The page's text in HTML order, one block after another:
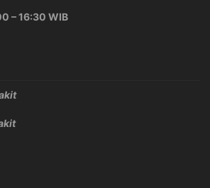
– 16:30 WIB